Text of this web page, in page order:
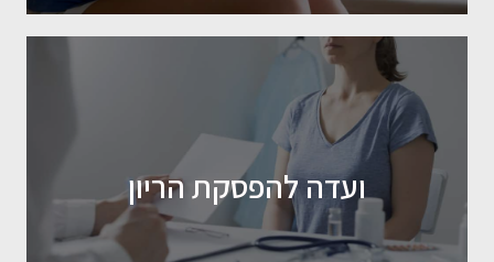
ועדה להפסקת הריון